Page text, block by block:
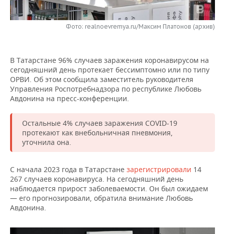
НЕФТЬ
ЭНЕРГЕТИКА
РОЗНИЧНАЯ ТОРГОВЛЯ
НОВОСТИ ТЕХНОЛОГИЙ
ТЕЛЕКОММУНИКАЦИИ
МЕРОПРИЯТИЯ
НОВОСТИ МЕРОПРИЯТИЙ
БИЗНЕС-БРАНЧИ
ONLINE-КОНФЕРЕНЦИИ
ОТКРЫТАЯ ЛЕКЦИЯ
ФУТБОЛ
ХОККЕЙ
БАСКЕТБОЛ
ВОЛЕЙБОЛ
КИБЕРСПОРТ
ФИГУРНОЕ КАТАНИЕ
ВОДНЫЕ ВИДЫ СПОРТА
НОВОСТИ ОБЩЕСТВА
ВЛАСТЬ
ИНФРАСТРУКТУРА
ИСТОРИЯ
КУЛЬТУРА
МЕДИЦИНА
ОБРАЗОВАНИЕ
ФОТОГАЛЕРЕЯ
СЮЖЕТЫ
СПРАВОЧНИК
СПИСОК ПЕРСОН
СПИСОК КОМПАНИЙ
ПОЛНАЯ ВЕРСИЯ
Фото: realnoevremya.ru/Максим Платонов (архив)
В Татарстане 96% случаев заражения коронавирусом на
сегодняшний день протекает бессимптомно или по типу
ОРВИ. Об этом сообщила заместитель руководителя
Управления Роспотребнадзора по республике Любовь
Авдонина на пресс-конференции.
Остальные 4% случаев заражения COVID-19
протекают как внебольничная пневмония,
уточнила она.
С начала 2023 года в Татарстане зарегистрировали 14
267 случаев коронавируса. На сегодняшний день
наблюдается прирост заболеваемости. Он был ожидаем
— его прогнозировали, обратила внимание Любовь
Авдонина.